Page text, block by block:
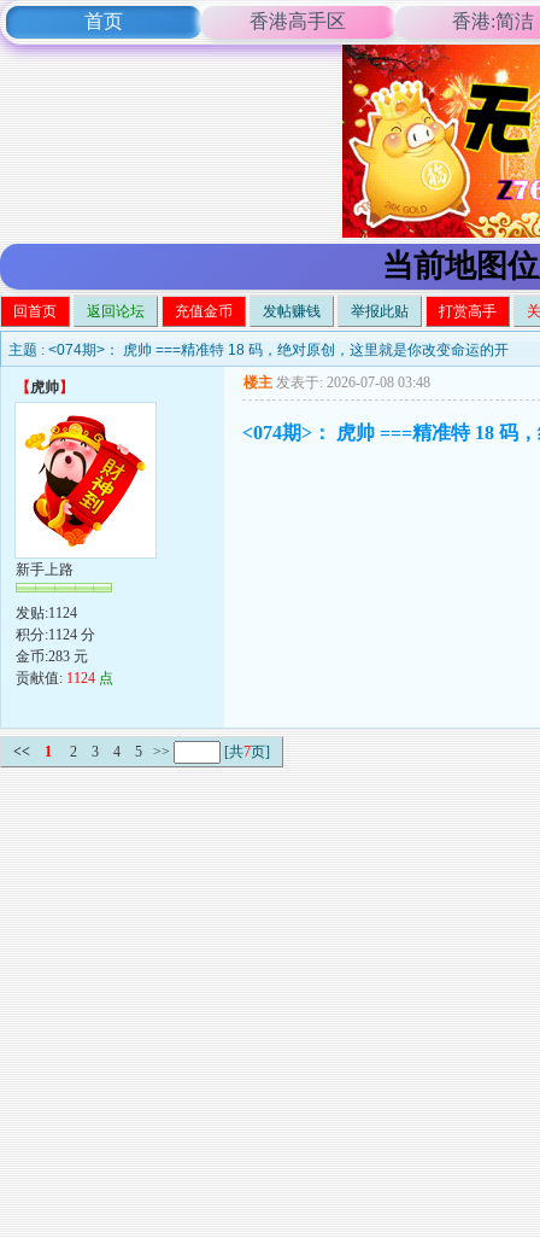
首页 香港高手区 香港:简洁
当前地图
回首页 返回论坛 充值金币 发帖赚钱 举报此贴 打赏高手
主题 : <074期>： 虎帅 ===精准特 18 码，绝对原创，这里就是你改变命运的开
【虎帅】
新手上路
发贴:1124
积分:1124 分
金币:283 元
贡献值: 1124 点
楼主 发表于: 2026-07-08 03:48
<074期>： 虎帅 ===精准特 18 码
<< 1 2 3 4 5 >> [共7页]